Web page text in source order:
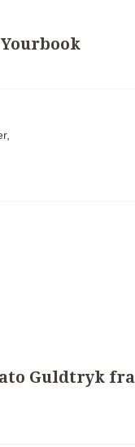
Guldtryk fra